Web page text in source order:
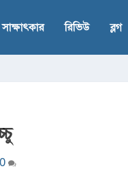
সাক্ষাৎকার রিভিউ ব্লগ
0